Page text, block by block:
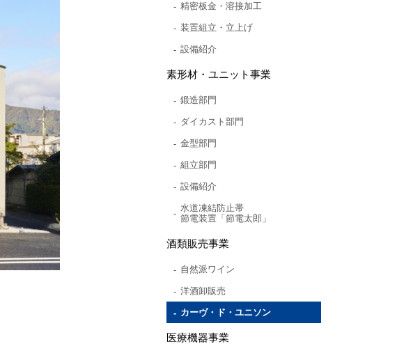
精密板金・溶接加工
装置組立・立上げ
設備紹介
素形材・ユニット事業
鍛造部門
ダイカスト部門
金型部門
組立部門
設備紹介
水道凍結防止帯
節電装置「節電太郎」
酒類販売事業
自然派ワイン
洋酒卸販売
カーヴ・ド・ユニソン
医療機器事業